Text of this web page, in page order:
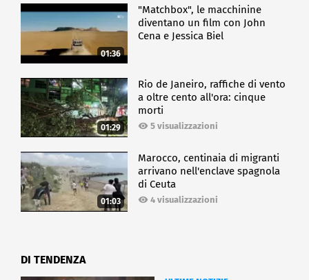
01:36
"Matchbox", le macchinine
diventano un film con John
Cena e Jessica Biel
01:29
Rio de Janeiro, raffiche di vento
a oltre cento all'ora: cinque
morti
5 visualizzazioni
01:03
Marocco, centinaia di migranti
arrivano nell'enclave spagnola
di Ceuta
4 visualizzazioni
DI TENDENZA